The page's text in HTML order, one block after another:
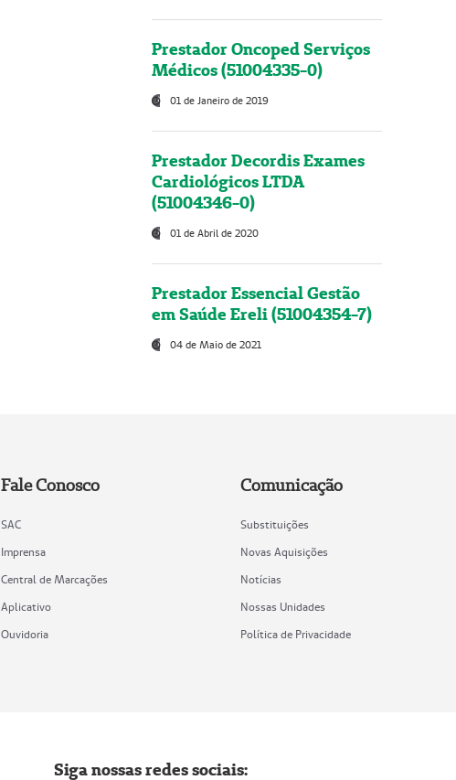
Prestador Oncoped Serviços
Médicos (51004335-0)
01 de Janeiro de 2019
Prestador Decordis Exames
Cardiológicos LTDA
(51004346-0)
01 de Abril de 2020
Prestador Essencial Gestão
em Saúde Ereli (51004354-7)
04 de Maio de 2021
Fale Conosco
SAC
Imprensa
Central de Marcações
Aplicativo
Ouvidoria
Comunicação
Substituições
Novas Aquisições
Notícias
Nossas Unidades
Política de Privacidade
Siga nossas redes sociais: